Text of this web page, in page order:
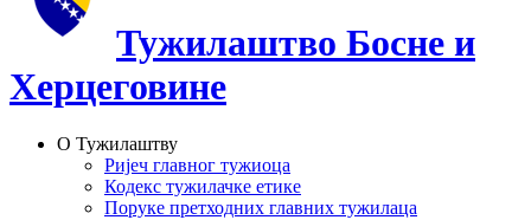
Тужилаштво Босне и
Херцеговине
О Тужилаштву
Ријеч главног тужиоца
Кодекс тужилачке етике
Поруке претходних главних тужилаца